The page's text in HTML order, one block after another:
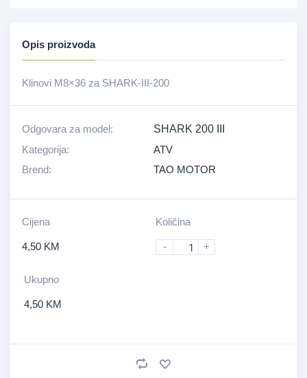
Opis proizvoda
Klinovi M8×36 za SHARK-III-200
Odgovara za model:
SHARK 200 III
Kategorija:
ATV
Brend:
TAO MOTOR
Cijena
4,50 KM
Količina
- +
Ukupno
4,50 KM